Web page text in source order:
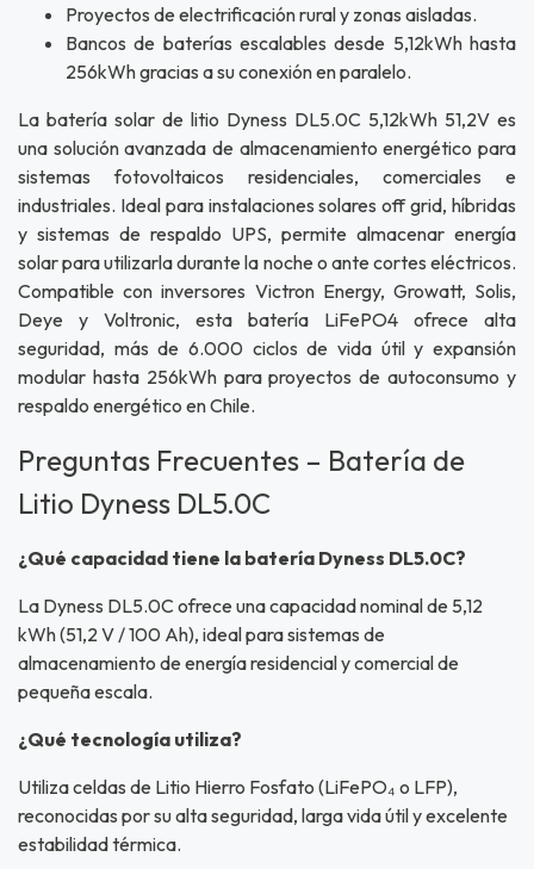
Proyectos de electrificación rural y zonas aisladas.
Bancos de baterías escalables desde 5,12kWh hasta
256kWh gracias a su conexión en paralelo.
La batería solar de litio Dyness DL5.0C 5,12kWh 51,2V es
una solución avanzada de almacenamiento energético para
sistemas fotovoltaicos residenciales, comerciales e
industriales. Ideal para instalaciones solares off grid, híbridas
y sistemas de respaldo UPS, permite almacenar energía
solar para utilizarla durante la noche o ante cortes eléctricos.
Compatible con inversores Victron Energy, Growatt, Solis,
Deye y Voltronic, esta batería LiFePO4 ofrece alta
seguridad, más de 6.000 ciclos de vida útil y expansión
modular hasta 256kWh para proyectos de autoconsumo y
respaldo energético en Chile.
Preguntas Frecuentes – Batería de
Litio Dyness DL5.0C
¿Qué capacidad tiene la batería Dyness DL5.0C?
La Dyness DL5.0C ofrece una capacidad nominal de 5,12
kWh (51,2 V / 100 Ah), ideal para sistemas de
almacenamiento de energía residencial y comercial de
pequeña escala.
¿Qué tecnología utiliza?
Utiliza celdas de Litio Hierro Fosfato (LiFePO₄ o LFP),
reconocidas por su alta seguridad, larga vida útil y excelente
estabilidad térmica.